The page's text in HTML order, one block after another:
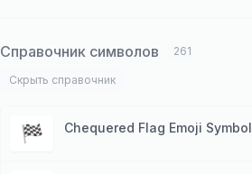
Справочник символов 261
Скрыть справочник
🏁 Chequered Flag Emoji Symbol